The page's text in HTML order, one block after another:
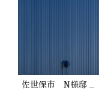
佐世保市 N様邸 _